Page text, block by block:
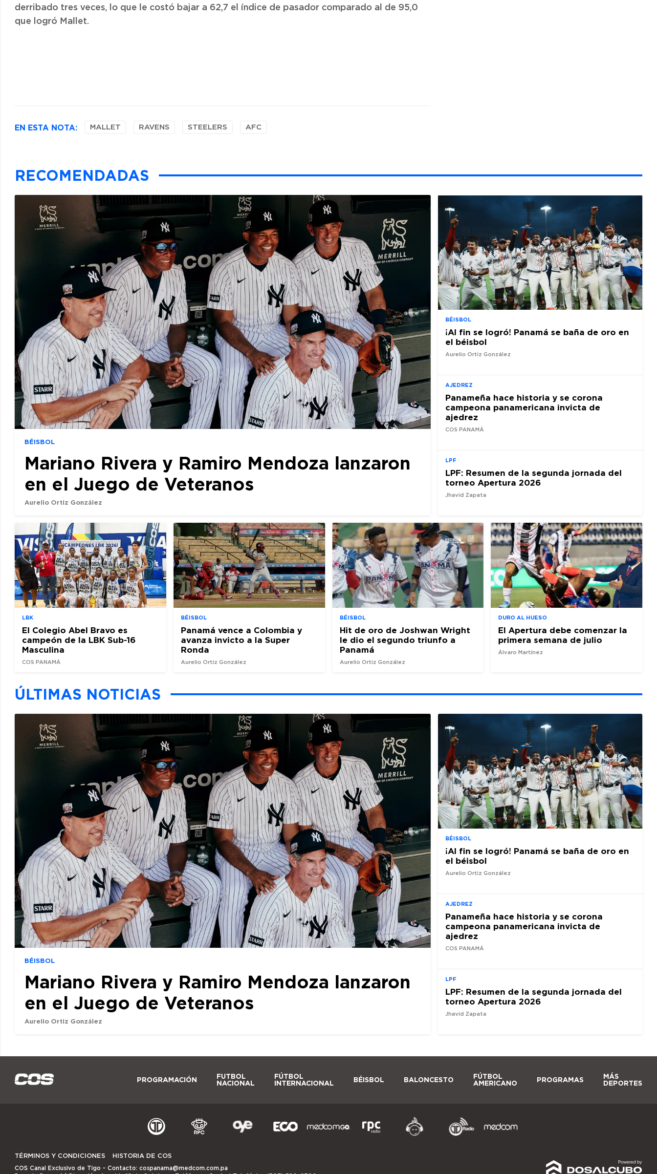
derribado tres veces, lo que le costó bajar a 62,7 el índice de pasador comparado al de 95,0
que logró Mallet.
EN ESTA NOTA: MALLET RAVENS STEELERS AFC
RECOMENDADAS
BÉISBOL
Mariano Rivera y Ramiro Mendoza lanzaron
en el Juego de Veteranos
Aurelio Ortiz González
BÉISBOL
¡Al fin se logró! Panamá se baña de oro en
el béisbol
Aurelio Ortiz González
AJEDREZ
Panameña hace historia y se corona
campeona panamericana invicta de
ajedrez
COS PANAMÁ
LPF
LPF: Resumen de la segunda jornada del
torneo Apertura 2026
Jhavid Zapata
LBK
El Colegio Abel Bravo es
campeón de la LBK Sub-16
Masculina
COS PANAMÁ
BÉISBOL
Panamá vence a Colombia y
avanza invicto a la Super
Ronda
Aurelio Ortiz González
BÉISBOL
Hit de oro de Joshwan Wright
le dio el segundo triunfo a
Panamá
Aurelio Ortiz González
DURO AL HUESO
El Apertura debe comenzar la
primera semana de julio
Álvaro Martínez
ÚLTIMAS NOTICIAS
BÉISBOL
Mariano Rivera y Ramiro Mendoza lanzaron
en el Juego de Veteranos
Aurelio Ortiz González
BÉISBOL
¡Al fin se logró! Panamá se baña de oro en
el béisbol
Aurelio Ortiz González
AJEDREZ
Panameña hace historia y se corona
campeona panamericana invicta de
ajedrez
COS PANAMÁ
LPF
LPF: Resumen de la segunda jornada del
torneo Apertura 2026
Jhavid Zapata
PROGRAMACIÓN
FUTBOL
NACIONAL
FÚTBOL
INTERNACIONAL
BÉISBOL BALONCESTO
FÚTBOL
AMERICANO
PROGRAMAS
MÁS
DEPORTES
TÉRMINOS Y CONDICIONES HISTORIA DE COS
COS Canal Exclusivo de Tigo - Contacto: cospanama@medcom.com.pa